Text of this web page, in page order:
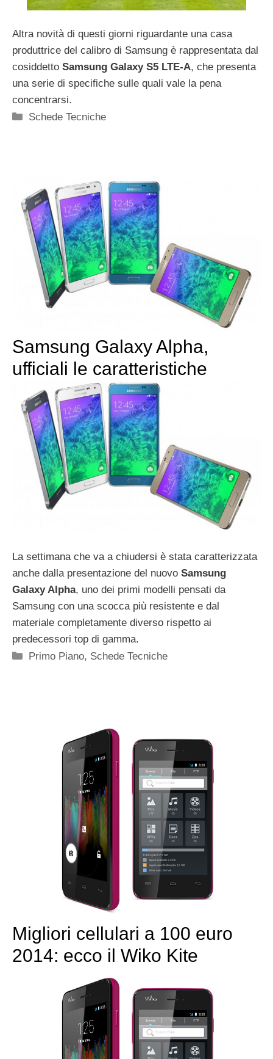
Altra novità di questi giorni riguardante una casa
produttrice del calibro di Samsung è rappresentata dal
cosiddetto Samsung Galaxy S5 LTE-A, che presenta
una serie di specifiche sulle quali vale la pena
concentrarsi.
Categorie
Schede Tecniche
Samsung Galaxy Alpha,
ufficiali le caratteristiche
La settimana che va a chiudersi è stata caratterizzata
anche dalla presentazione del nuovo Samsung
Galaxy Alpha, uno dei primi modelli pensati da
Samsung con una scocca più resistente e dal
materiale completamente diverso rispetto ai
predecessori top di gamma.
Categorie
Primo Piano, Schede Tecniche
Migliori cellulari a 100 euro
2014: ecco il Wiko Kite